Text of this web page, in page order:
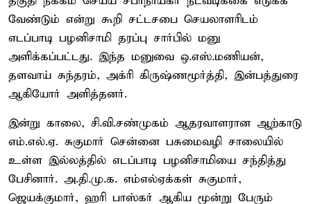
வேண்டும் என்று கூறி சட்டசபை செயலாளரிடம்
எடப்பாடி பழனிசாமி தரப்பு சார்பில் மனு
அளிக்கப்பட்டது. இந்த மனுவை ஒ.எஸ்.மணியன்,
தளவாய் சுந்தரம், அக்ரி கிருஷ்ணமூர்த்தி, இன்பத்துரை
ஆகியோர் அளித்தனர்.
இன்று காலை, சி.வி.சண்முகம் ஆதரவாளரான ஆற்காடு
எம்.எல்.ஏ. சுகுமார் சென்னை பசுமைவழி சாலையில்
உள்ள இல்லத்தில் எடப்பாடி பழனிசாமியை சந்தித்து
பேசினார். அ.தி.மு.க. எம்எல்ஏக்கள் சுகுமார்,
ஜெயக்குமார், ஹரி பாஸ்கர் ஆகிய மூன்று பேரும்